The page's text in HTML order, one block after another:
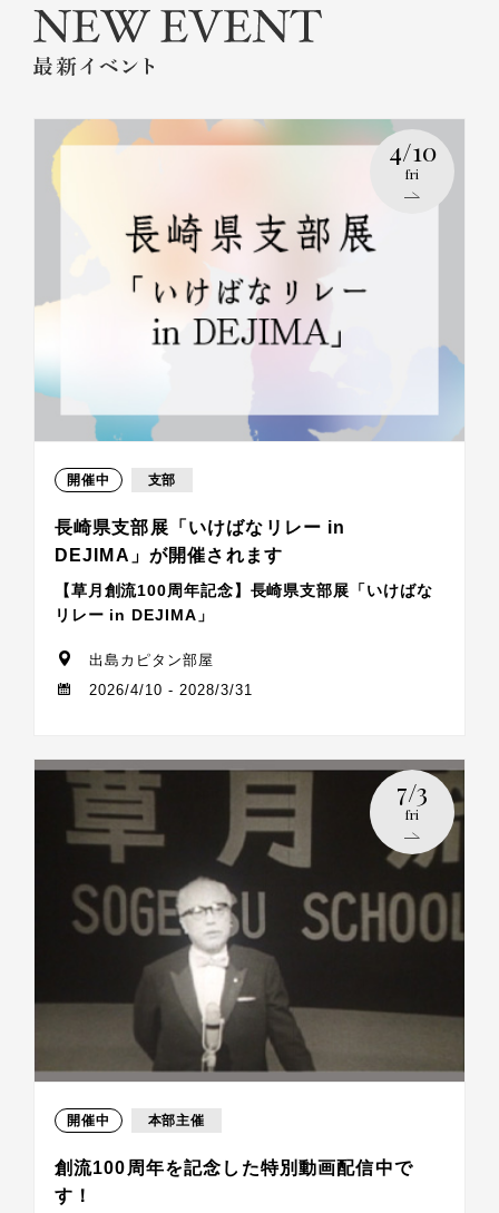
4/10
fri
開催中 支部
長崎県支部展「いけばなリレー in
DEJIMA」が開催されます
【草月創流100周年記念】長崎県支部展「いけばな
リレー in DEJIMA」
出島カピタン部屋
2026/4/10 - 2028/3/31
7/3
fri
開催中 本部主催
創流100周年を記念した特別動画配信中で
す！